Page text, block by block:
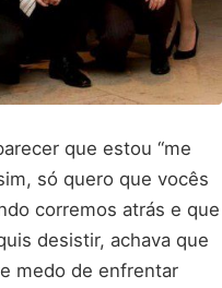
que estou “me
só quero que vocês
corremos atrás e que
desistir, achava que
medo de enfrentar